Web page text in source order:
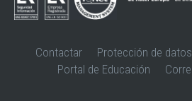
Contactar Protección de datos
Portal de Educación